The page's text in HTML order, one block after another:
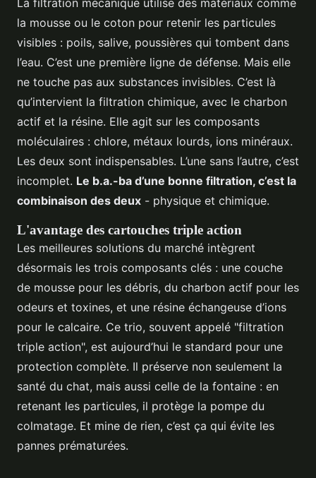
la mousse ou le coton pour retenir les particules
visibles : poils, salive, poussières qui tombent dans
l’eau. C’est une première ligne de défense. Mais elle
ne touche pas aux substances invisibles. C’est là
qu’intervient la filtration chimique, avec le charbon
actif et la résine. Elle agit sur les composants
moléculaires : chlore, métaux lourds, ions minéraux.
Les deux sont indispensables. L’une sans l’autre, c’est
incomplet. Le b.a.-ba d’une bonne filtration, c’est la
combinaison des deux - physique et chimique.
L'avantage des cartouches triple action
Les meilleures solutions du marché intègrent
désormais les trois composants clés : une couche
de mousse pour les débris, du charbon actif pour les
odeurs et toxines, et une résine échangeuse d’ions
pour le calcaire. Ce trio, souvent appelé "filtration
triple action", est aujourd’hui le standard pour une
protection complète. Il préserve non seulement la
santé du chat, mais aussi celle de la fontaine : en
retenant les particules, il protège la pompe du
colmatage. Et mine de rien, c’est ça qui évite les
pannes prématurées.